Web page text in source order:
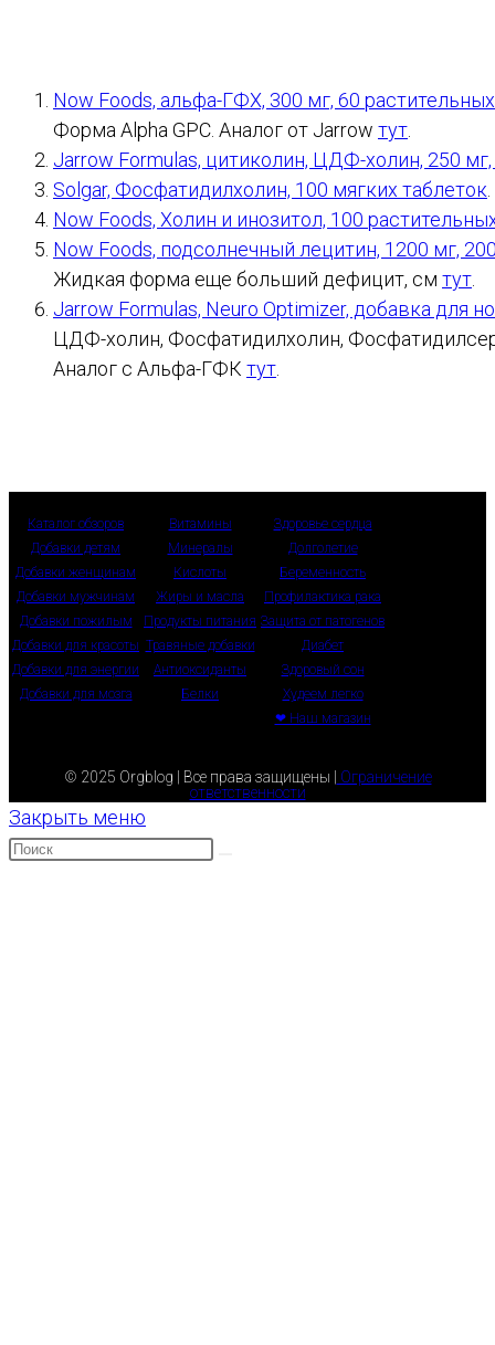
Now Foods, альфа-ГФХ, 300 мг, 60
Форма Alpha GPC. Аналог от Jarrow тут
Jarrow Formulas, цитиколин, ЦДФ-холин, 250 мг,
Solgar, Фосфатидилхолин, 100 мягких таблеток
Now Foods, Холин и инозитол, 100
Now Foods, подсолнечный лецитин, 1200 мг,
Жидкая форма еще больший дефицит, см тут
Jarrow Formulas, Neuro Optimizer, добавка для
ЦДФ-холин, Фосфатидилхолин,
Аналог с Альфа-ГФК тут
Каталог обзоров
Добавки детям
Добавки женщинам
Добавки мужчинам
Добавки пожилым
Добавки для красоты
Добавки для энергии
Добавки для мозга
Витамины
Минералы
Кислоты
Жиры и масла
Продукты питания
Травяные добавки
Антиоксиданты
Белки
Здоровье сердца
Долголетие
Беременность
Профилактика рака
Защита от патогенов
Диабет
Здоровый сон
Худеем легко
❤ Наш магазин
© 2025 Orgblog | Все права защищены |
Ограничение
ответственности
Закрыть меню